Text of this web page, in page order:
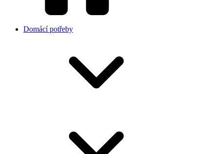
Domácí potřeby